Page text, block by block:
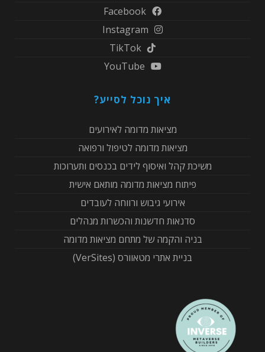
Facebook
Instagram
TikTok
YouTube
איך נוכל לסייע?
מציאות מדומה לאירועים
מציאות מדומה לטיפול ורפואה
משיכת קהל ואיסוף לידים בכנסים ותערוכות
פיתוח מציאות מדומה מותאם אישית
אירועי גיבוש ורווחה לעובדים
סדנאות חדשנות והכשרות מנהלים
בניה והקמה של מתחם מציאות מדומה
בניית אתרי מטאוורס (VerSites)